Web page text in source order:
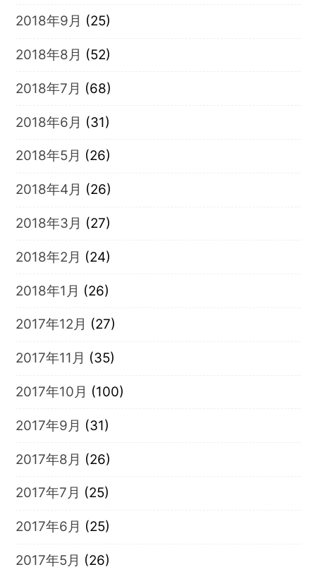
2018年9月 (25)
2018年8月 (52)
2018年7月 (68)
2018年6月 (31)
2018年5月 (26)
2018年4月 (26)
2018年3月 (27)
2018年2月 (24)
2018年1月 (26)
2017年12月 (27)
2017年11月 (35)
2017年10月 (100)
2017年9月 (31)
2017年8月 (26)
2017年7月 (25)
2017年6月 (25)
2017年5月 (26)